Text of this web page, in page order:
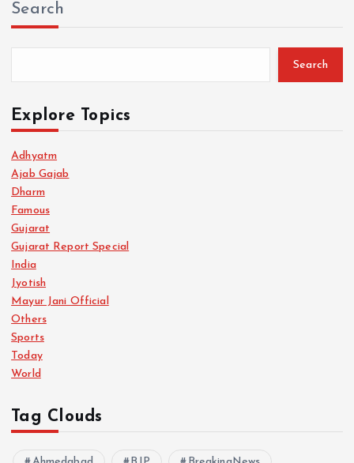
Search
Search
Explore Topics
Adhyatm
Ajab Gajab
Dharm
Famous
Gujarat
Gujarat Report Special
India
Jyotish
Mayur Jani Official
Others
Sports
Today
World
Tag Clouds